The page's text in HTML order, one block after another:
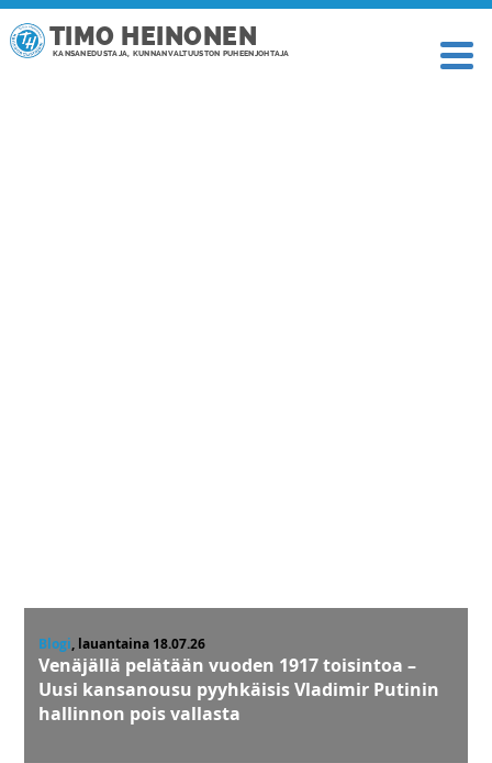
TIMO HEINONEN
KANSANEDUSTAJA, KUNNANVALTUUSTON PUHEENJOHTAJA
Blogi, lauantaina 18.07.26
Venäjällä pelätään vuoden 1917 toisintoa –
Uusi kansanousu pyyhkäisis Vladimir Putinin
hallinnon pois vallasta